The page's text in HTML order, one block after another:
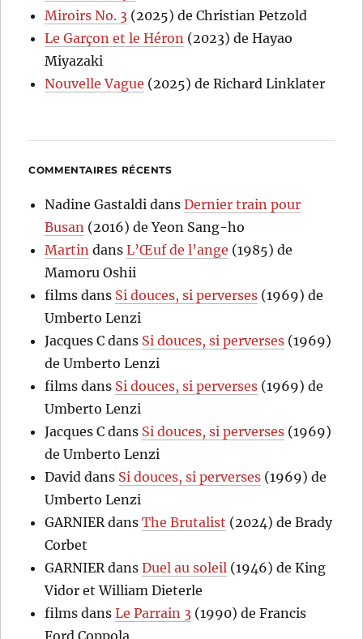
Miroirs No. 3 (2025) de Christian Petzold
Le Garçon et le Héron (2023) de Hayao
Miyazaki
Nouvelle Vague (2025) de Richard Linklater
COMMENTAIRES RÉCENTS
Nadine Gastaldi dansDernier train pour
Busan (2016) de Yeon Sang-ho
Martin dansL’Œuf de l’ange (1985) de
Mamoru Oshii
films dans Si douces, si perverses (1969) de
Umberto Lenzi
Jacques C dans Si douces, si perverses (1969)
de Umberto Lenzi
films dans Si douces, si perverses (1969) de
Umberto Lenzi
Jacques C dans Si douces, si perverses (1969)
de Umberto Lenzi
David dans Si douces, si perverses (1969) de
Umberto Lenzi
GARNIERdansThe Brutalist (2024) de Brady
Corbet
GARNIERdansDuel au soleil (1946) de King
Vidor et William Dieterle
films dansLe Parrain 3 (1990) de Francis